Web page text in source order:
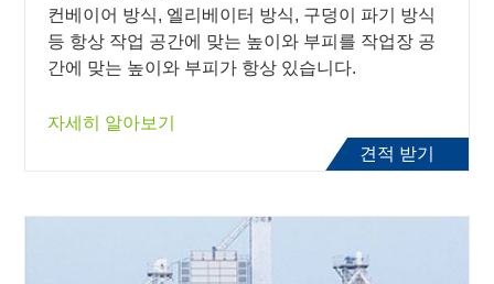
컨베이어 방식, 엘리베이터 방식, 구덩이 파기 방식
등 항상 작업 공간에 맞는 높이와 부피를 작업장 공
간에 맞는 높이와 부피가 항상 있습니다.
자세히 알아보기
견적 받기